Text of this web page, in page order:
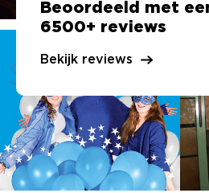
Beoordeeld met
6500+ reviews
Bekijk reviews